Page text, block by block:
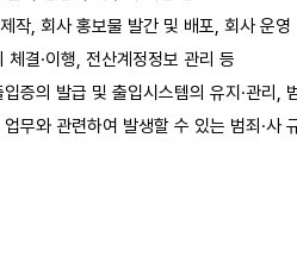
작, 회사 홍보물 발간 및 배포, 회사 운
결·이행, 전산계정정보 관리 등
증의 발급 및 출입시스템의 유지·관리,
무와 관련하여 발생할 수 있는 범죄·사